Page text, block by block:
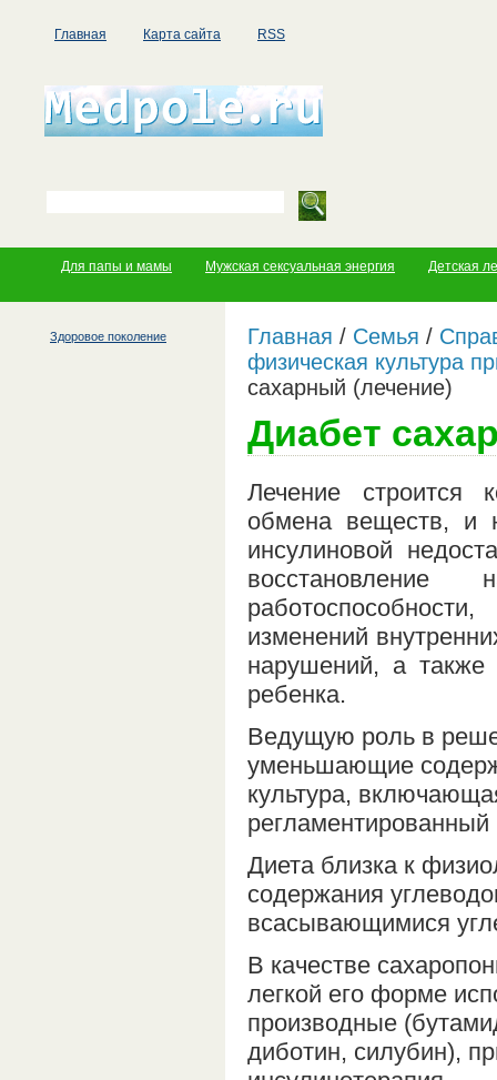
Главная Карта сайта RSS
Для папы и мамы Мужская сексуальная энергия Детская
Здоровое поколение Главная / Семья /
физическая культура
сахарный (лечение)
Диабет
Лечение строится
обмена веществ, и
инсулиновой
изменений
нарушений, а также
ребенка.
Ведущую роль в
уменьшающие
культура,
Диета близка к
содержания
всасывающимися
В качестве
легкой его форме
производные
диботин, силубин),